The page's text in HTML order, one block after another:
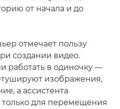
от начала и до
отмечает пользу
создании видео.
работать в одиночку —
изображения,
а ассистента
для перемещения